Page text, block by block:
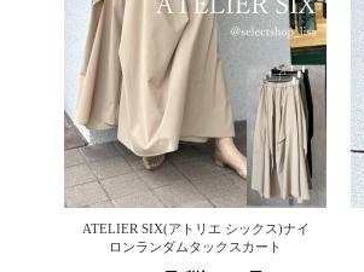
ATELIER SIX(アトリエ シックス)ナイ
ロンランダムタックスカート